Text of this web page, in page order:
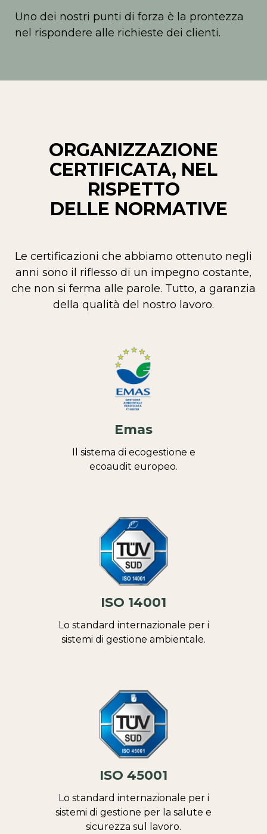
Uno dei nostri punti di forza è la prontezza
nel rispondere alle richieste dei clienti.
ORGANIZZAZIONE
CERTIFICATA, NEL
RISPETTO
DELLE NORMATIVE
Le certificazioni che abbiamo ottenuto negli
anni sono il riflesso di un impegno costante,
che non si ferma alle parole. Tutto, a garanzia
della qualità del nostro lavoro.
Emas
Il sistema di ecogestione e
ecoaudit europeo.
ISO 14001
Lo standard internazionale per i
sistemi di gestione ambientale.
ISO 45001
Lo standard internazionale per i
sistemi di gestione per la salute e
sicurezza sul lavoro.